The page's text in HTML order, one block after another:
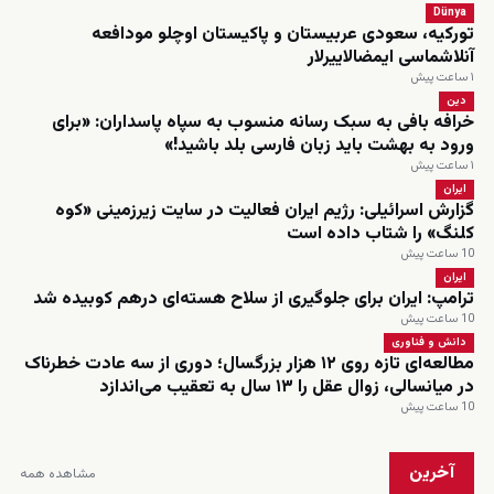
Dünya
تورکیه، سعودی عربیستان و پاکیستان اوچلو مودافعه
‌آنلاشماسی ایمضالاییرلار
۱ ساعت پیش
دین
خرافه بافی به سبک رسانه منسوب به سپاه پاسداران: «برای
ورود به بهشت باید زبان فارسی بلد باشید!»
۱ ساعت پیش
ایران
گزارش اسرائیلی: رژیم ایران فعالیت در سایت زیرزمینی «کوه
کلنگ» را شتاب داده است
10 ساعت پیش
ایران
ترامپ: ایران برای جلوگیری از سلاح هسته‌ای درهم کوبیده شد
10 ساعت پیش
دانش و فناوری
مطالعه‌ای تازه روی ۱۲ هزار بزرگسال؛ دوری از سه عادت خطرناک
در میانسالی، زوال عقل را ۱۳ سال به تعقیب می‌اندازد
10 ساعت پیش
آخرین مشاهده همه